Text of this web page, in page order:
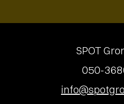
SPOT
050-